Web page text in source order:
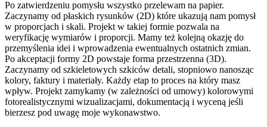
Po zatwierdzeniu pomysłu wszystko przelewam na papier.
Zaczynamy od płaskich rysunków (2D) które ukazują nam pomysł
w proporcjach i skali. Projekt w takiej formie pozwala na
weryfikację wymiarów i proporcji. Mamy też kolejną okazję do
przemyślenia idei i wprowadzenia ewentualnych ostatnich zmian.
Po akceptacji formy 2D powstaje forma przestrzenna (3D).
Zaczynamy od szkieletowych szkiców detali, stopniowo nanosząc
kolory, faktury i materiały. Każdy etap to proces na który masz
wpływ. Projekt zamykamy (w zależności od umowy) kolorowymi
fotorealistycznymi wizualizacjami, dokumentacją i wyceną jeśli
bierzesz pod uwagę moje wykonawstwo.